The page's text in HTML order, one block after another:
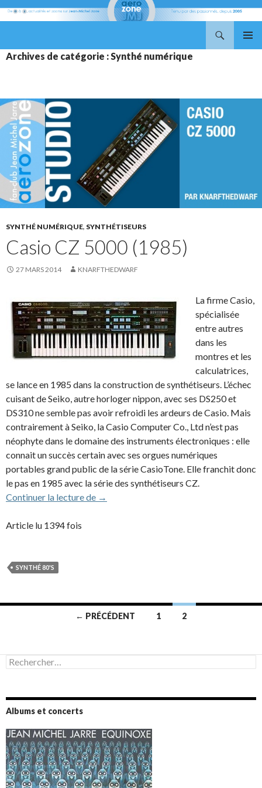
AU
Archives de catégorie : Synthé numérique
SYNTHÉ NUMÉRIQUE, SYNTHÉTISEURS
Casio CZ 5000 (1985)
27 MARS 2014 KNARFTHEDWARF
La firme Casio,
spécialisée
entre autres
dans les
montres et les
calculatrices,
se lance en 1985 dans la construction de synthétiseurs. L’échec
cuisant de Seiko, autre horloger nippon, avec ses DS250 et
DS310 ne semble pas avoir refroidi les ardeurs de Casio. Mais
contrairement à Seiko, la Casio Computer Co., Ltd n’est pas
néophyte dans le domaine des instruments électroniques : elle
connait un succès certain avec ses orgues numériques
portables grand public de la série CasioTone. Elle franchit donc
le pas en 1985 avec la série des synthétiseurs CZ.
Continuer la lecture de Casio CZ 5000 (1985)
→
Article lu 1394 fois
SYNTHÉ 80'S
articles
← PRÉCÉDENT 1 2
Rechercher :
Albums et concerts